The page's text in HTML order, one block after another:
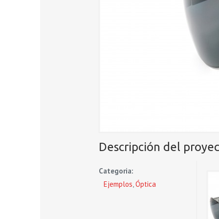
Descripción del
Categoria:
Ejemplos,Óptica